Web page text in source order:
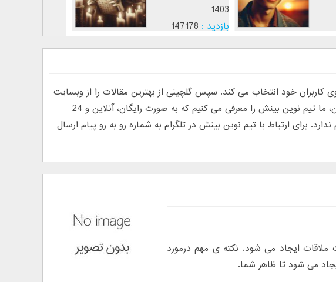
1403
بازدید : 147178
خود انتخاب می کند. سپس گلچینی از بهترین مقالات را از وبسایت
های فارسی و انگلیسی پیدا کرده و منتشر می کند. به دلیل درخواست خوانندگان مبنی بر معرفی روانشناس آنلاین، ما تیم نوین بینش را معرفی می کنیم که به صورت رایگان، آنلاین و 24
ارتباط با تیم نوین بینش در تلگرام به شماره رو به رو پیام ارسال
ملاقات ایجاد می شود. نکته ی مهم درمورد
می شود تا ظاهر شما.